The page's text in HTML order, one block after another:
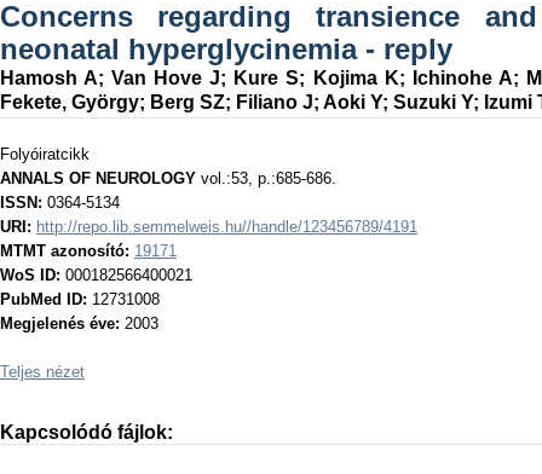
Concerns regarding transience
neonatal hyperglycinemia - reply
Hamosh A;Van Hove J; Kure S; Kojima K; Ichinohe A;
Fekete, György; Berg SZ; Filiano J; Aoki Y; Suzuki Y; Izumi
Folyóiratcikk
ANNALS OF NEUROLOGY vol.:53, p.:685-686.
ISSN: 0364-5134
URI: http://repo.lib.semmelweis.hu//handle/123456789/4191
MTMT azonosító: 19171
WoS ID: 000182566400021
PubMed ID: 12731008
Megjelenés éve: 2003
Teljes nézet
Kapcsolódó fájlok: